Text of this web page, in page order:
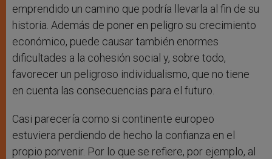
emprendido un camino que podría llevarla al fin de su
historia. Además de poner en peligro su crecimiento
económico, puede causar también enormes
dificultades a la cohesión social y, sobre todo,
favorecer un peligroso individualismo, que no tiene
en cuenta las consecuencias para el futuro.
Casi parecería como si continente europeo
estuviera perdiendo de hecho la confianza en el
propio porvenir. Por lo que se refiere, por ejemplo, al